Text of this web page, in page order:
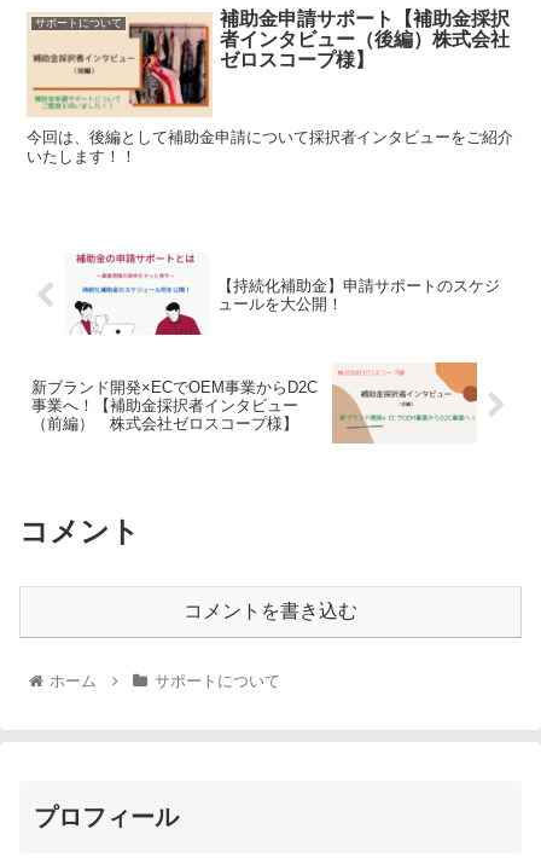
サポートについて
補助金申請サポート【補助金採択
者インタビュー（後編）株式会社
ゼロスコープ様】
今回は、後編として補助金申請について採択者インタビューをご紹介
いたします！！
【持続化補助金】申請サポートのスケジ
ュールを大公開！
新ブランド開発×ECでOEM事業からD2C
事業へ！【補助金採択者インタビュー
（前編） 株式会社ゼロスコープ様】
コメント
コメントを書き込む
ホーム サポートについて
プロフィール